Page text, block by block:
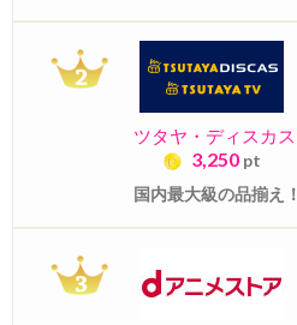
ツタヤ・ディスカス
3,250 pt
国内最大級の品揃え！